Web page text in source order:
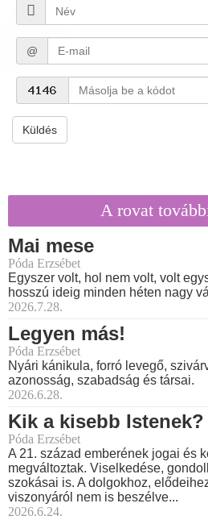
@
Küldés
A rovat
Mai mese
Póda Erzsébet
Egyszer volt, hol nem volt, volt
hosszú ideig minden héten nagy
2026.7.28.
Legyen más!
Póda Erzsébet
Nyári kánikula, forró levegő,
azonosság, szabadság és társai.
2026.6.28.
Kik a kisebb Istenek?
Póda Erzsébet
A 21. század emberének jogai és
megváltoztak. Viselkedése,
szokásai is. A dolgokhoz,
viszonyáról nem is beszélve...
2026.6.24.